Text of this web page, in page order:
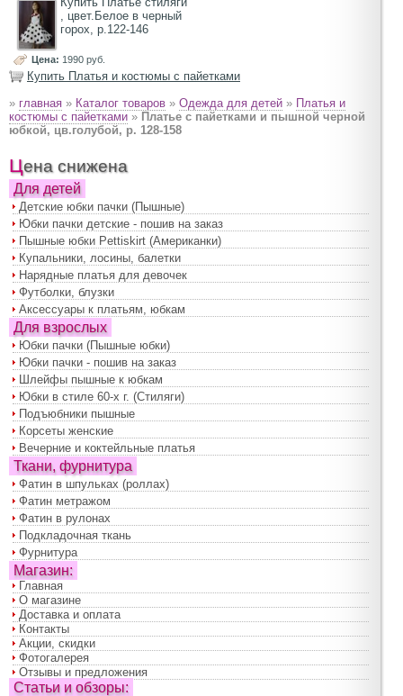
, цвет.Белое в черный
горох, р.122-146
Цена: 1990 руб.
Купить Платья и костюмы с пайетками
» главная » Каталог товаров » Одежда для детей » Платья и
костюмы с пайетками » Платье с пайетками и пышной черной
юбкой, цв.голубой, р. 128-158
Цена снижена
Для детей
Детские юбки пачки (Пышные)
Юбки пачки детские - пошив на заказ
Пышные юбки Pettiskirt (Американки)
Купальники, лосины, балетки
Нарядные платья для девочек
Футболки, блузки
Аксессуары к платьям, юбкам
Для взрослых
Юбки пачки (Пышные юбки)
Юбки пачки - пошив на заказ
Шлейфы пышные к юбкам
Юбки в стиле 60-х г. (Стиляги)
Подъюбники пышные
Корсеты женские
Вечерние и коктейльные платья
Ткани, фурнитура
Фатин в шпульках (роллах)
Фатин метражом
Фатин в рулонах
Подкладочная ткань
Фурнитура
Магазин:
Главная
О магазине
Доставка и оплата
Контакты
Акции, скидки
Фотогалерея
Отзывы и предложения
Статьи и обзоры: